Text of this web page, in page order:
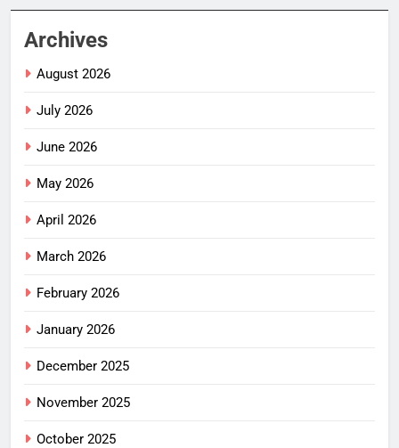
Archives
August 2026
July 2026
June 2026
May 2026
April 2026
March 2026
February 2026
January 2026
December 2025
November 2025
October 2025